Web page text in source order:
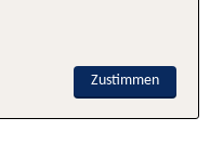
Zustimmen